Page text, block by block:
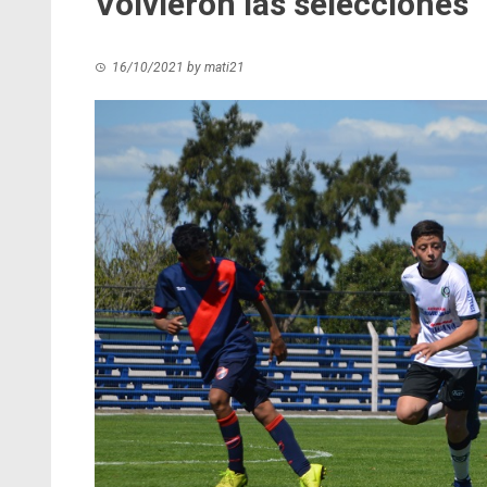
16/10/2021 by mati21